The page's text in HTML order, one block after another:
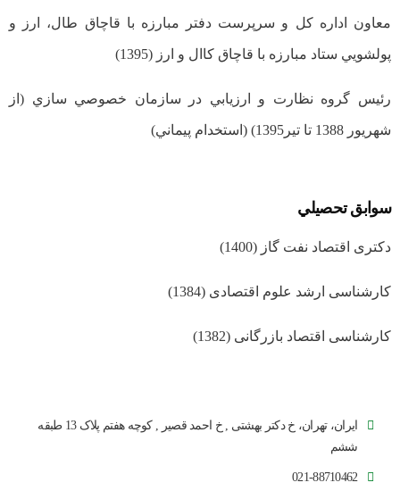
معاون اداره كل و سرپرست دفتر مبارزه با قاچاق طال، ارز و
پولشویي ستاد مبارزه با قاچاق كاال و ارز (1395)
رئيس گروه نظارت و ارزیابي در سازمان خصوصي سازي (از
شهریور 1388 تا تير1395) (استخدام پيماني)
سوابق تحصيلي
دکتری اقتصاد نفت گاز (1400)
کارشناسی ارشد علوم اقتصادی (1384)
کارشناسی اقتصاد بازرگانی (1382)
ایران، تهران، خ دکتر بهشتی , خ احمد قصیر , کوچه هفتم پلاک 13 طبقه
ششم
021-88710462